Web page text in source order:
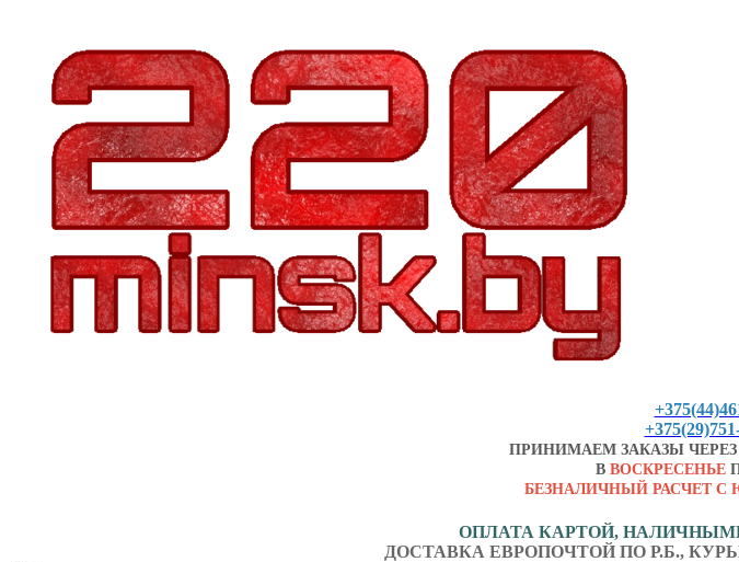
ПРИНИМАЕМ ЗАКАЗЫ
В ВОСКРЕСЕНЬЕ
БЕЗНАЛИЧНЫЙ РАСЧЕТ
ОПЛАТА КАРТОЙ,
ДОСТАВКА ЕВРОПОЧТОЙ ПО Р.Б.,